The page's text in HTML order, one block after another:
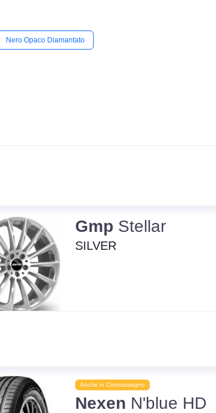
Nero Opaco Diamantato
Gmp Stellar
SILVER
Anche in Contrassegno
Nexen N'blue HD